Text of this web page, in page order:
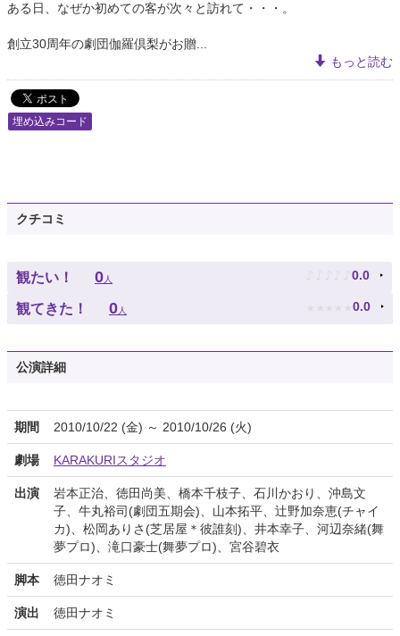
ある日、なぜか初めての客が次々と訪れて・・・。
創立30周年の劇団伽羅倶梨がお贈...
もっと読む
埋め込みコード
クチコミ
観たい！ 0人 ♪ ♪ ♪ ♪ ♪ 0.0
観てきた！ 0人 ★ ★ ★ ★ ★ 0.0
公演詳細
期間 2010/10/22 (金) ～ 2010/10/26 (火)
劇場 KARAKURIスタジオ
出演
岩本正治、徳田尚美、橋本千枝子、石川かおり、沖島文
子、牛丸裕司(劇団五期会)、山本拓平、辻野加奈恵(チャイ
カ)、松岡ありさ(芝居屋＊彼誰刻)、井本幸子、河辺奈緒(舞
夢プロ)、滝口豪士(舞夢プロ)、宮谷碧衣
脚本 徳田ナオミ
演出 徳田ナオミ